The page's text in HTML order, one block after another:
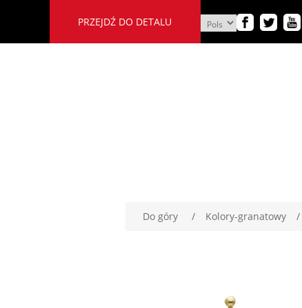
PRZEJDŹ DO DETALU
Do góry / Kolory-granatowy /